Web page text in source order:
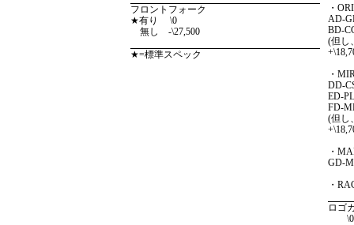
フロントフォーク
★有り \0
無し -\27,500
★=標準スペック
・
AD-
BD-
(但し
・
DD-
ED-
FD-
(但し
・
GD-
・
ロゴ
\0